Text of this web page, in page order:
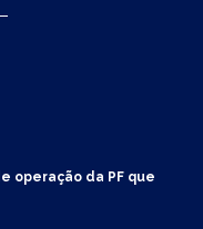
operação da PF que